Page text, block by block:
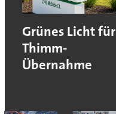
Grünes Licht für
Thimm-
Übernahme